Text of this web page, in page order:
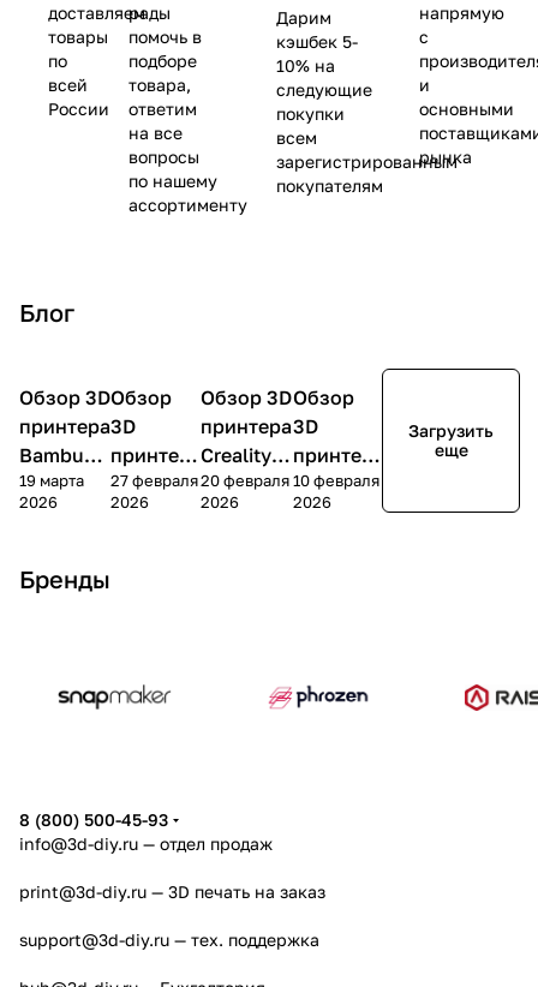
доставляем
товары
по
всей
России
рады
помочь в
подборе
товара,
ответим
на все
вопросы
по нашему
ассортименту
Дарим
кэшбек 5-
10% на
следующие
покупки
всем
зарегистрированным
покупателям
напрямую
с
и
основными
рынка
Блог
3D
принтеры
19 марта
2026
Обзор 3D
принтера
Bambu
Lab P2S
3D
принтеры
27 февраля
2026
Обзор
3D
принтер
а Creality
K2 Pro
3D
принтеры
20 февраля
2026
Обзор 3D
принтера
Creality
K2 Plus
3D
принтеры
10 февраля
2026
Обзор
3D
принтер
а
Snapmak
Загрузить
еще
Бренды
8 (800) 500-45-93
info@3d-diy.ru — отдел продаж
print@3d-diy.ru — 3D печать на заказ
support@3d-diy.ru — тех. поддержка